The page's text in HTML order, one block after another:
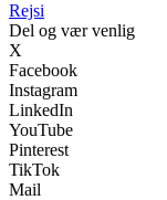
Rejsi
Del og vær venlig
X
Facebook
Instagram
LinkedIn
YouTube
Pinterest
TikTok
Mail